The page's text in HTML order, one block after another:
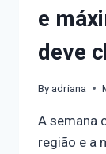
e
deve
Byadriana
A semana
região e a